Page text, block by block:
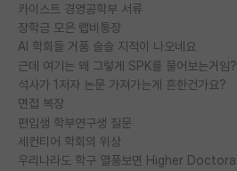
카이스트 경영공학부 서류
장학금 모은 랩비통장
AI 학회들 거품 슬슬 지적이 나오네요
근데 여기는 왜 그렇게 SPK를 물어보는거임?
석사가 1저자 논문 가져가는게 흔한건가요?
면접 복장
편입생 학부연구생 질문
세컨티어 학회의 위상